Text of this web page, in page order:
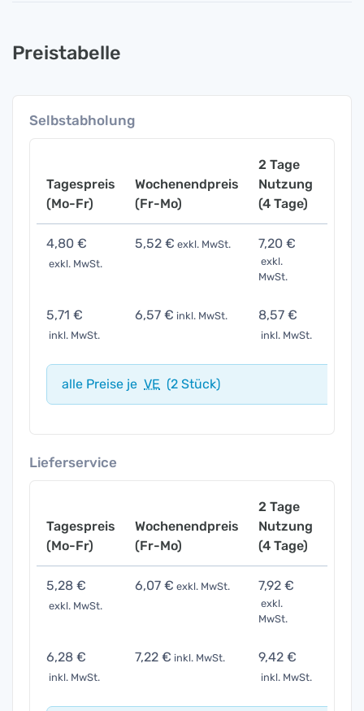
Preistabelle
Selbstabholung
Tagespreis
(Mo-Fr)
Wochenendpreis
(Fr-Mo)
2 Tage
Nutzung
(4 Tage)
4,80 €
exkl. MwSt.
5,52 € exkl. MwSt. 7,20 €
exkl.
MwSt.
5,71 €
inkl. MwSt.
6,57 € inkl. MwSt. 8,57 €
inkl. MwSt.
alle Preise je VE (2 Stück)
Lieferservice
Tagespreis
(Mo-Fr)
Wochenendpreis
(Fr-Mo)
2 Tage
Nutzung
(4 Tage)
5,28 €
exkl. MwSt.
6,07 € exkl. MwSt. 7,92 €
exkl.
MwSt.
6,28 €
inkl. MwSt.
7,22 € inkl. MwSt. 9,42 €
inkl. MwSt.